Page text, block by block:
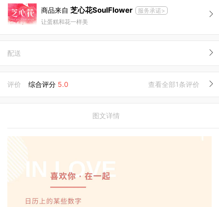
商品来自 芝心花SoulFlower
服务承诺>
让蛋糕和花一样美
配送
评价 综合评分 5.0 查看全部1条评价
图文详情